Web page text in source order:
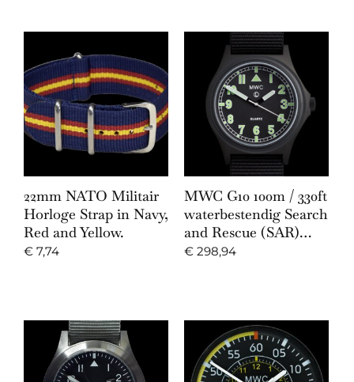
22mm NATO Militair
Horloge Strap in Navy,
Red and Yellow.
€ 7,74
MWC G10 100m / 330ft
waterbestendig Search
and Rescue (SAR)…
€ 298,94